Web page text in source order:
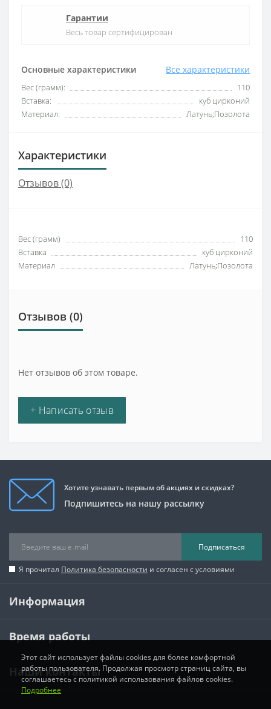
Основные характеристики Все характеристики
Вес (грамм):
110
Вставка:
куб цирконий
Материал:
Латунь;Позолота
Гарантии
Весь товар сертифицирован
Характеристики
Отзывов (0)
Вес (грамм)
110
Вставка
куб цирконий
Материал
Латунь;Позолота
Отзывов (0)
Нет отзывов об этом товаре.
+ Написать отзыв
Хотите узнавать первым об акциях и скидках?
Подпишитесь на нашу рассылку
Подписаться
Я прочитал Политика безопасности и согласен с условиями
Информация
Время работы
Наши контакты
Этот сайт использует файлы cookies для более комфортной
работы пользователя. Продолжая просмотр страниц сайта, вы
соглашаетесь с политикой использования файлов cookies.
Подробнее